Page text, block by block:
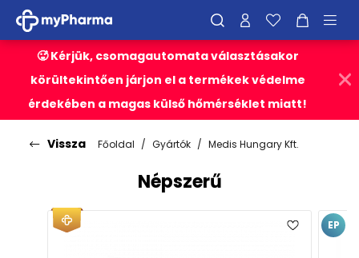
🥵 Kérjük, csomagautomata választásakor
körültekintően járjon el a termékek védelme
érdekében a magas külső hőmérséklet miatt!
Vissza Főoldal Gyártók Medis Hungary Kft.
Népszerű
EP